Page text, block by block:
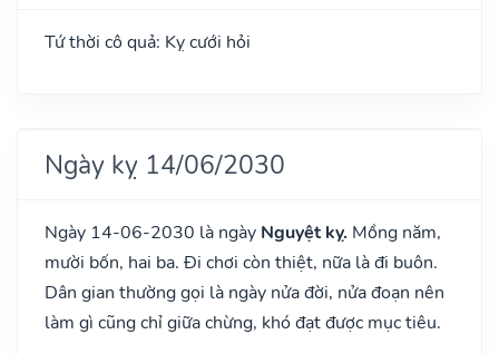
Tứ thời cô quả: Kỵ cưới hỏi
Ngày kỵ 14/06/2030
Ngày 14-06-2030 là ngày Nguyệt kỵ. Mồng năm,
mười bốn, hai ba. Đi chơi còn thiệt, nữa là đi buôn.
Dân gian thường gọi là ngày nửa đời, nửa đoạn nên
làm gì cũng chỉ giữa chừng, khó đạt được mục tiêu.